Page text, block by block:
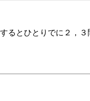
るとひとりでに２，３